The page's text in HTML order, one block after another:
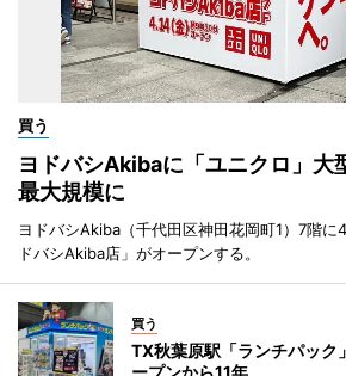
買う
ヨドバシAkibaに「ユニクロ」
最大規模に
ヨドバシAkiba（千代田区神田花岡町1）7階に
ドバシAkiba店」がオープンする。
買う
TX秋葉原駅「ランチパッ
ープンから11年